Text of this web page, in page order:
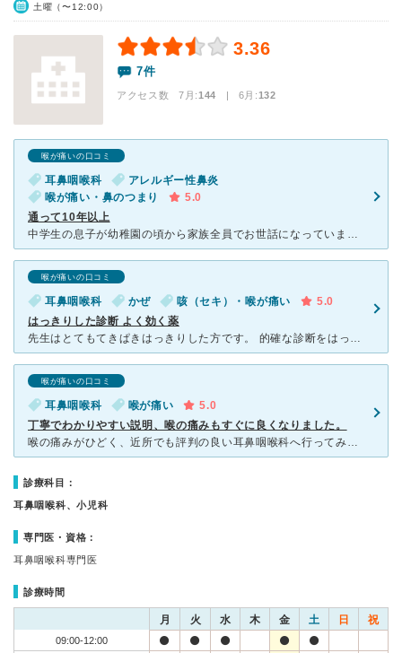
土曜（〜12:00）
3.36
7件
アクセス数 7月:144 | 6月:132
喉が痛いの口コミ
耳鼻咽喉科
アレルギー性鼻炎
喉が痛い・鼻のつまり
5.0
通って10年以上
中学生の息子が幼稚園の頃から家族全員でお世話になっています。 先生は話しやすく、説明もわかりやすいです。時々、『これはズバッと治しちゃいましょう』とか'擬態語がでる時もあって心の中で笑ってしまうこと
喉が痛いの口コミ
耳鼻咽喉科 かぜ 咳（セキ）・喉が痛い
5.0
はっきりした診断 よく効く薬
先生はとてもてきぱきはっきりした方です。 的確な診断をはっきり下してくださるので安心です。 大人の風邪の場合、喉に直接くすりを塗ってくださるのが他院にはない魅力です。 やはり治りが違います。薬も
喉が痛いの口コミ
耳鼻咽喉科 喉が痛い
5.0
丁寧でわかりやすい説明、喉の痛みもすぐに良くなりました。
喉の痛みがひどく、近所でも評判の良い耳鼻咽喉科へ行ってみました。 私の話も良く聞いてくれて、説明も丁寧で分かりやすく、とても優しい先生でした。喉の痛みを取るために、喉にお薬を塗っていただいたのですが
診療科目：
耳鼻咽喉科、小児科
専門医・資格：
耳鼻咽喉科専門医
診療時間
月 火 水 木 金 土 日 祝
09:00-12:00